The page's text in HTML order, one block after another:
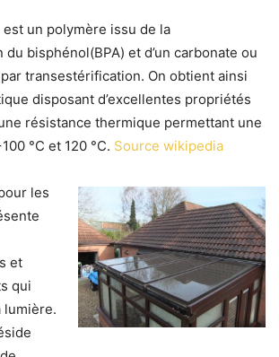
un polymère issu de la
bisphénol(BPA) et d’un carbonate ou
transestérification. On obtient ainsi
disposant d’excellentes propriétés
résistance thermique permettant une
°C et 120 °C. Source wikipedia
les
et
qui
lumière.